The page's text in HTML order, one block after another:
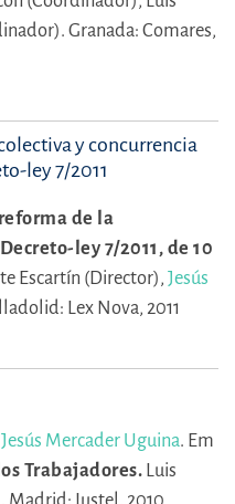
Granada: Comares,
y concurrencia
ley 7/2011
de la
ley 7/2011, de 10
Escartín (Director), Jesús
Lex Nova, 2011
Jesús Mercader Uguina. Em
Trabajadores. Luis
Madrid: Iustel, 2010